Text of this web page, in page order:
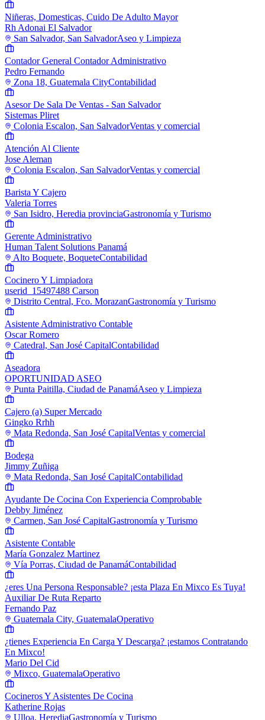
Niñeras, Domesticas, Cuido De Adulto Mayor
Rh Adonai El Salvador
San Salvador, San SalvadorAseo y Limpieza
Contador General Contador Administrativo
Pedro Fernando
Zona 18, Guatemala CityContabilidad
Asesor De Sala De Ventas - San Salvador
Sistemas Pliret
Colonia Escalon, San SalvadorVentas y comercial
Atención Al Cliente
Jose Aleman
Colonia Escalon, San SalvadorVentas y comercial
Barista Y Cajero
Valeria Torres
San Isidro, Heredia provinciaGastronomía y Turismo
Gerente Administrativo
Human Talent Solutions Panamá
Alto Boquete, BoqueteContabilidad
Cocinero Y Limpiadora
userid_15497488 Carson
Distrito Central, Fco. MorazanGastronomía y Turismo
Asistente Administrativo Contable
Oscar Romero
Catedral, San José CapitalContabilidad
Aseadora
OPORTUNIDAD ASEO
Punta Paitilla, Ciudad de PanamáAseo y Limpieza
Cajero (a) Super Mercado
Gingko Rrhh
Mata Redonda, San José CapitalVentas y comercial
Bodega
Jimmy Zuñiga
Mata Redonda, San José CapitalContabilidad
Ayudante De Cocina Con Experiencia Comprobable
Debby Jiménez
Carmen, San José CapitalGastronomía y Turismo
Asistente Contable
María Gonzalez Martinez
Vía Porras, Ciudad de PanamáContabilidad
¿eres Una Persona Responsable? ¡esta Plaza En Mixco Es Tuya!
Auxiliar De Ruta Reparto
Fernando Paz
Guatemala City, GuatemalaOperativo
¿tienes Experiencia En Carga Y Descarga? ¡estamos Contratando
En Mixco!
Mario Del Cid
Mixco, GuatemalaOperativo
Cocineros Y Asistentes De Cocina
Katherine Rojas
Ulloa, HerediaGastronomía y Turismo